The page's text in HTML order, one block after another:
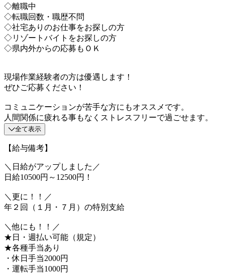
◇離職中
◇転職回数・職歴不問
◇社宅ありのお仕事をお探しの方
◇リゾートバイトをお探しの方
◇県内外からの応募もＯＫ
現場作業経験者の方は優遇します！
ぜひご応募ください！
コミュニケーションが苦手な方にもオススメです。
人間関係に疲れる事もなくストレスフリーで過ごせます。
全て表示
【給与備考】
＼日給がアップしました／
日給10500円～12500円！
＼更に！！／
年２回（１月・７月）の特別支給
＼他にも！！／
★日・週払い可能（規定）
★各種手当あり
・休日手当2000円
・運転手当1000円